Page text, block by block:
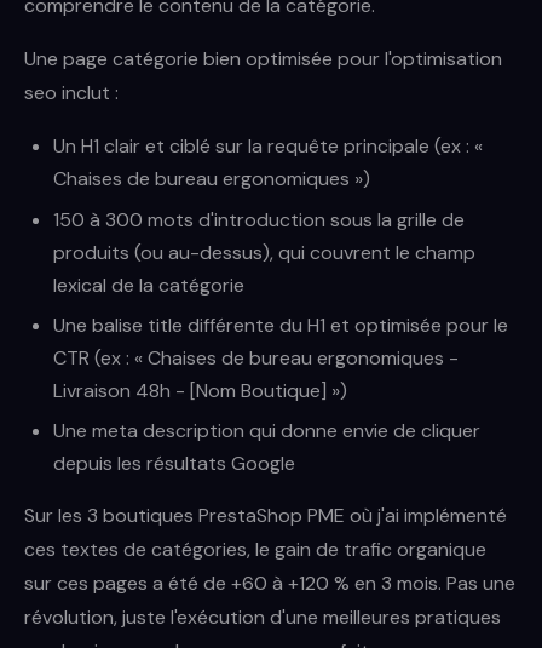
comprendre le contenu de la catégorie.
Une page catégorie bien optimisée pour l'optimisation
seo inclut :
Un H1 clair et ciblé sur la requête principale (ex : «
Chaises de bureau ergonomiques »)
150 à 300 mots d'introduction sous la grille de
produits (ou au-dessus), qui couvrent le champ
lexical de la catégorie
Une balise title différente du H1 et optimisée pour le
CTR (ex : « Chaises de bureau ergonomiques -
Livraison 48h - [Nom Boutique] »)
Une meta description qui donne envie de cliquer
depuis les résultats Google
Sur les 3 boutiques PrestaShop PME où j'ai implémenté
ces textes de catégories, le gain de trafic organique
sur ces pages a été de +60 à +120 % en 3 mois. Pas une
révolution, juste l'exécution d'une meilleures pratiques